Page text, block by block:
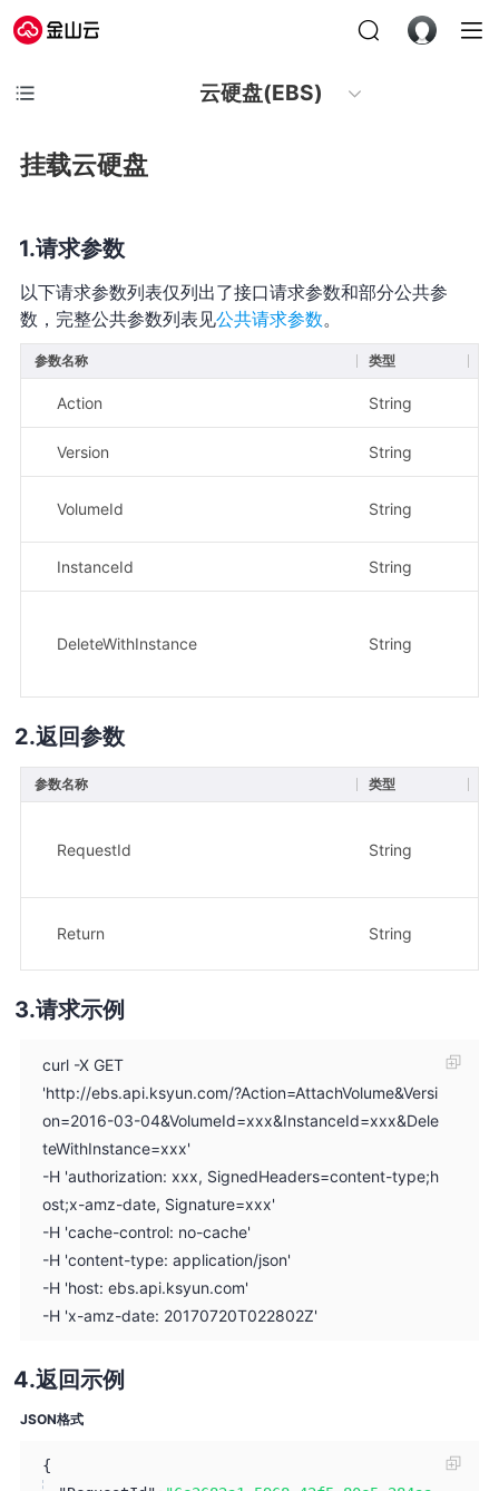
云硬盘(EBS)
挂载云硬盘
请求参数
以下请求参数列表仅列出了接口请求参数和部分公共参
数，完整公共参数列表见公共请求参数。
参数名称 类型
Action String
Version String
VolumeId String
InstanceId String
DeleteWithInstance String
返回参数
参数名称 类型
RequestId String
Return String
请求示例
curl -X GET
'http://ebs.api.ksyun.com/?Action=AttachVolume&Versi
on=2016-03-04&VolumeId=xxx&InstanceId=xxx&Dele
teWithInstance=xxx'
-H 'authorization: xxx, SignedHeaders=content-type;h
ost;x-amz-date, Signature=xxx'
-H 'cache-control: no-cache'
-H 'content-type: application/json'
-H 'host: ebs.api.ksyun.com'
-H 'x-amz-date: 20170720T022802Z'
返回示例
JSON格式
{